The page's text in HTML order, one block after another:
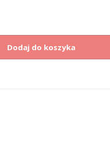
Dodaj do koszyka